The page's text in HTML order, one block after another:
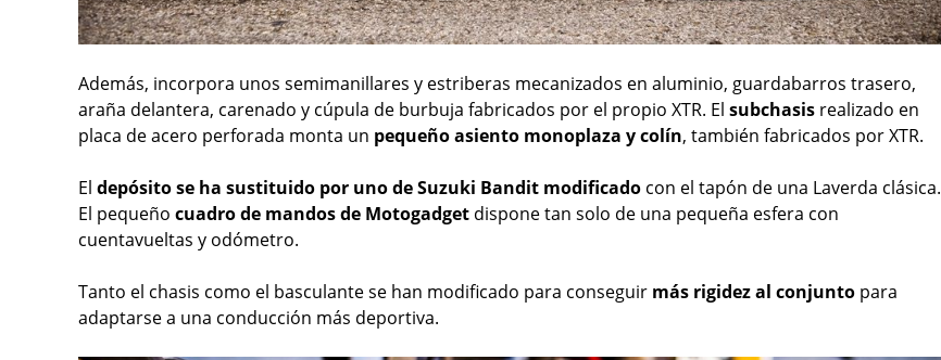
Además, incorpora unos semimanillares y estriberas mecanizados en aluminio, guardabarros trasero,
araña delantera, carenado y cúpula de burbuja fabricados por el propio XTR. El subchasis realizado en
placa de acero perforada monta un pequeño asiento monoplaza y colín, también fabricados por XTR.
El depósito se ha sustituido por uno de Suzuki Bandit modificado con el tapón de una Laverda clásica.
El pequeño cuadro de mandos de Motogadget dispone tan solo de una pequeña esfera con
cuentavueltas y odómetro.
Tanto el chasis como el basculante se han modificado para conseguir más rigidez al conjunto para
adaptarse a una conducción más deportiva.